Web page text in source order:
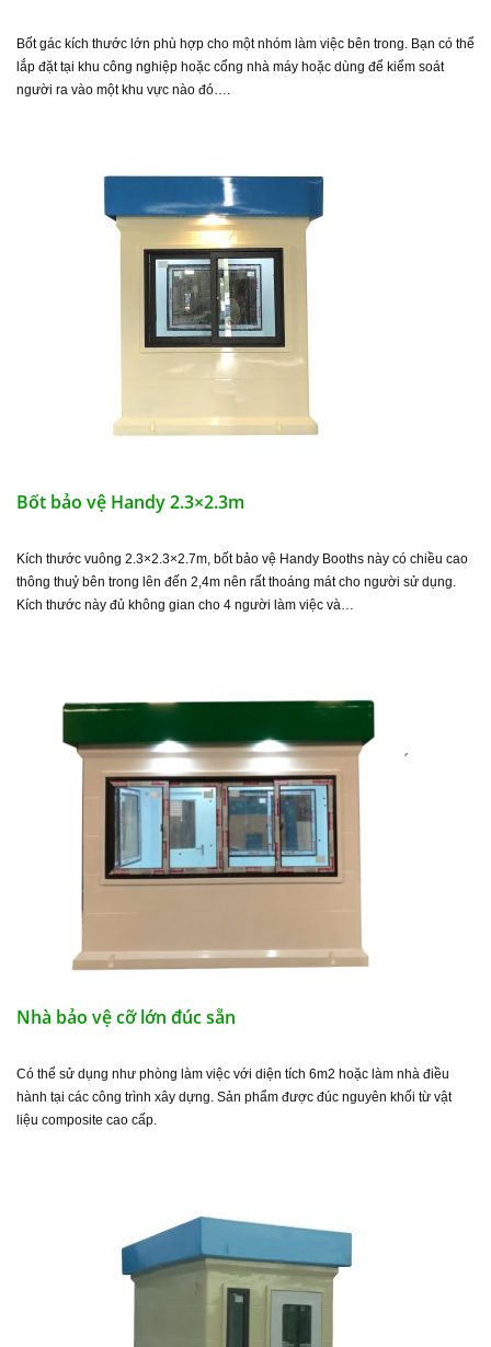
Bốt gác kích thước lớn phù hợp cho một nhóm làm việc bên trong. Bạn có thể
lắp đặt tại khu công nghiệp hoặc cổng nhà máy hoặc dùng để kiểm soát
người ra vào một khu vực nào đó….
Bốt bảo vệ Handy 2.3×2.3m
Kích thước vuông 2.3×2.3×2.7m, bốt bảo vệ Handy Booths này có chiều cao
thông thuỷ bên trong lên đến 2,4m nên rất thoáng mát cho người sử dụng.
Kích thước này đủ không gian cho 4 người làm việc và…
Nhà bảo vệ cỡ lớn đúc sẵn
Có thể sử dụng như phòng làm việc với diện tích 6m2 hoặc làm nhà điều
hành tại các công trình xây dựng. Sản phẩm được đúc nguyên khối từ vật
liệu composite cao cấp.